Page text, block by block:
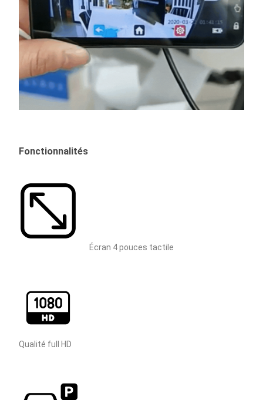
Fonctionnalités
Écran 4 pouces tactile
Qualité full HD